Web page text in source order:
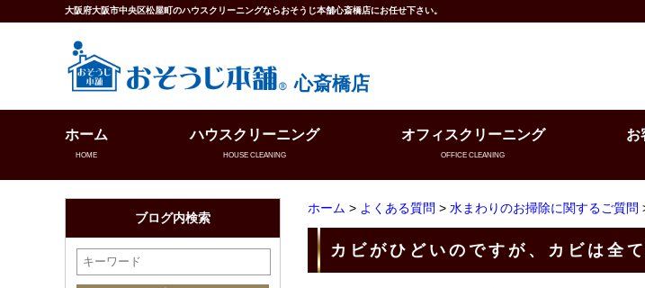
大阪府大阪市中央区松屋町のハウスクリーニングならおそうじ本舗心斎橋店にお任せ下さい。
心斎橋店
ホーム
HOME
ハウスクリーニング
HOUSE CLEANING
オフィスクリーニング
OFFICE CLEANING
お
ホーム > よくある質問 > 水まわりのお掃除に関するご質問
カビがひどいのですが、カビは全
ブログ内検索